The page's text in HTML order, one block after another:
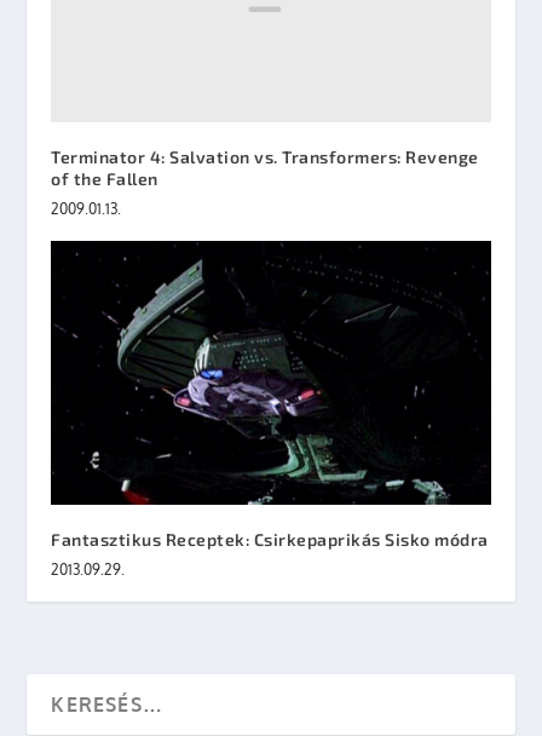
Terminator 4: Salvation vs. Transformers: Revenge
of the Fallen
2009.01.13.
Fantasztikus Receptek: Csirkepaprikás Sisko módra
2013.09.29.